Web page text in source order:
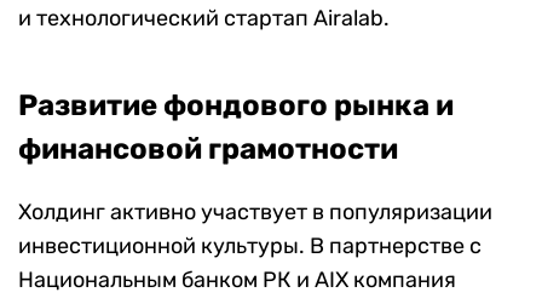
и технологический стартап Airalab.
Развитие фондового рынка и
финансовой грамотности
Холдинг активно участвует в популяризации
инвестиционной культуры. В партнерстве с
Национальным банком РК и AIX компания